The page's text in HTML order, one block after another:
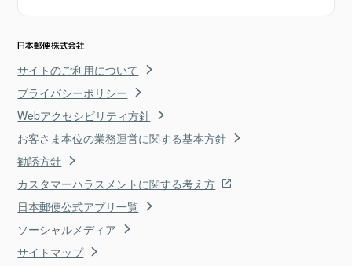
サイトのご利用について
プライバシーポリシー
Webアクセシビリティ方針
お客さま本位の業務運営に関する基本方針
勧誘方針
カスタマーハラスメントに関する考え方
日本郵便公式アプリ一覧
ソーシャルメディア
サイトマップ